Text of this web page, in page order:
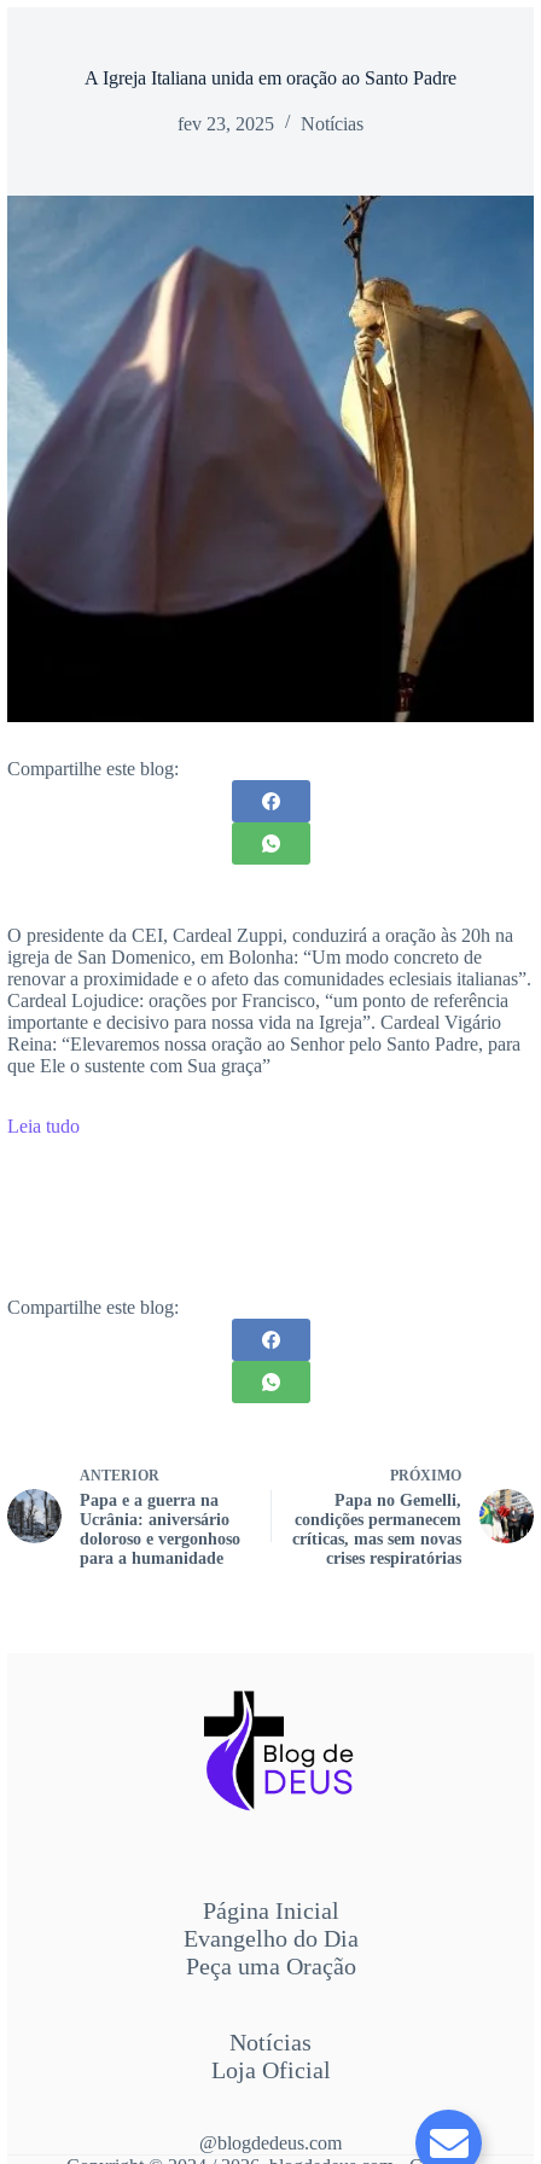
A Igreja Italiana unida em oração ao Santo Padre
fev 23, 2025 Notícias
Compartilhe este blog:
O presidente da CEI, Cardeal Zuppi, conduzirá a oração às 20h na
igreja de San Domenico, em Bolonha: “Um modo concreto de
renovar a proximidade e o afeto das comunidades eclesiais italianas”.
Cardeal Lojudice: orações por Francisco, “um ponto de referência
importante e decisivo para nossa vida na Igreja”. Cardeal Vigário
Reina: “Elevaremos nossa oração ao Senhor pelo Santo Padre, para
que Ele o sustente com Sua graça”
Leia tudo
Compartilhe este blog:
ANTERIOR
Papa e a guerra na
Ucrânia: aniversário
doloroso e vergonhoso
para a humanidade
PRÓXIMO
Papa no Gemelli,
condições permanecem
críticas, mas sem novas
crises respiratórias
Página Inicial
Evangelho do Dia
Peça uma Oração
Notícias
Loja Oficial
@blogdedeus.com